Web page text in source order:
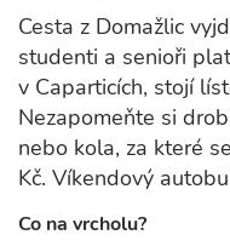
Cesta z Domažlic
studenti a senioři
v Caparticích, stojí
Nezapomeňte si
nebo kola, za které
Kč. Víkendový
Co na vrcholu?